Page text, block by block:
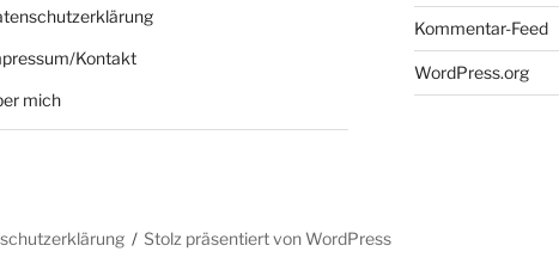
Kontakt
mich
Kommentar-Feed
WordPress.org
Stolz präsentiert von WordPress